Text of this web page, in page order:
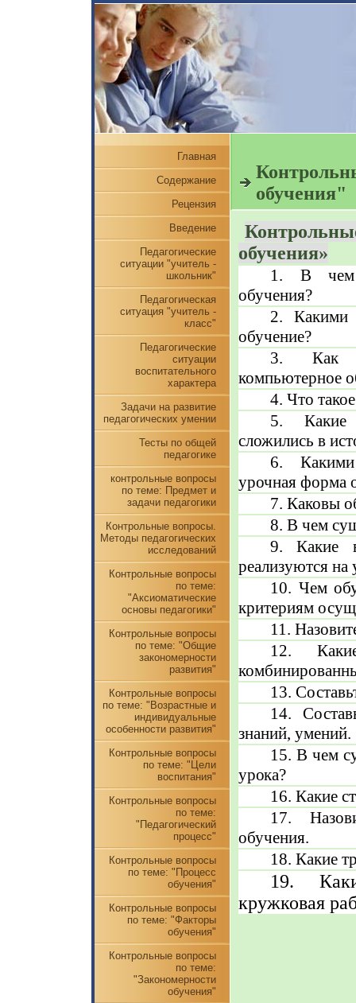
Главная
Содержание
Рецензия
Введение
Педагогические
ситуации "учитель -
школьник"
Педагогическая
ситуация "учитель -
класс"
Педагогические
ситуации
воспитательного
характера
Задачи на развитие
педагогических умении
Тесты по общей
педагогике
контрольные вопросы
по теме: Предмет и
задачи педагогики
Контрольные вопросы.
Методы педагогических
исследований
Контрольные вопросы
по теме:
"Аксиоматические
основы педагогики"
Контрольные вопросы
по теме: "Общие
закономерности
развития"
Контрольные вопросы
по теме: "Возрастные и
индивидуальные
особенности развития"
Контрольные вопросы
по теме: "Цели
воспитания"
Контрольные вопросы
по теме:
"Педагогический
процесс"
Контрольные вопросы
по теме: "Процесс
обучения"
Контрольные вопросы
по теме: "Факторы
обучения"
Контрольные вопросы
по теме:
"Закономерности
обучения"
обучения"
обучения»
1. В чем
обучения?
2. Какими
обучение?
3. Как
компьютерное
4. Что
5. Какие
сложились в
6. Какими
урочная форма
7. Каковы
8. В чем
9. Какие
реализуются на
10. Чем
критериям
11.
12.
13.
14.
знаний, уме­ний.
15. В чем
урока?
16. Какие
17.
обучения.
18. Какие
19.
кружковая